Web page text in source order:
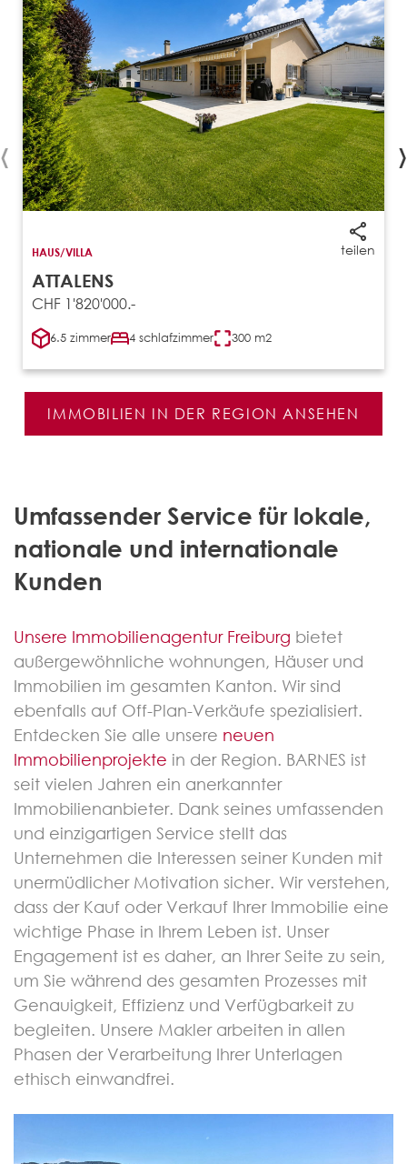
teilen
HAUS/VILLA
ATTALENS
CHF 1'820'000.-
6.5 zimmer 4 schlafzimmer 300 m2
‹ ›
IMMOBILIEN IN DER REGION ANSEHEN
Umfassender Service für lokale,
nationale und internationale
Kunden
Unsere Immobilienagentur Freiburg bietet
außergewöhnliche wohnungen, Häuser und
Immobilien im gesamten Kanton. Wir sind
ebenfalls auf Off-Plan-Verkäufe spezialisiert.
Entdecken Sie alle unsere neuen
Immobilienprojekte in der Region. BARNES ist
seit vielen Jahren ein anerkannter
Immobilienanbieter. Dank seines umfassenden
und einzigartigen Service stellt das
Unternehmen die Interessen seiner Kunden mit
unermüdlicher Motivation sicher. Wir verstehen,
dass der Kauf oder Verkauf Ihrer Immobilie eine
wichtige Phase in Ihrem Leben ist. Unser
Engagement ist es daher, an Ihrer Seite zu sein,
um Sie während des gesamten Prozesses mit
Genauigkeit, Effizienz und Verfügbarkeit zu
begleiten. Unsere Makler arbeiten in allen
Phasen der Verarbeitung Ihrer Unterlagen
ethisch einwandfrei.